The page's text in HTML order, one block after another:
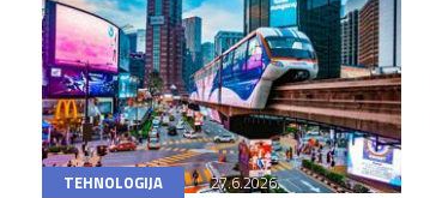
TEHNOLOGIJA 27.6.2026.